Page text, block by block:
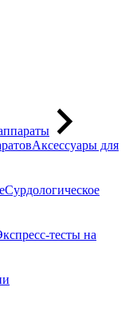
Аксессуары для
Сурдологическое
тесты на